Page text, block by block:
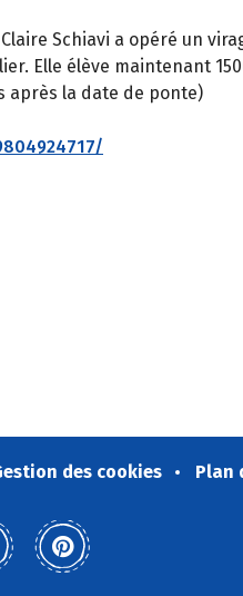
Schiavi a opéré un
Elle élève maintenant
après la date de ponte)
des cookies Plan